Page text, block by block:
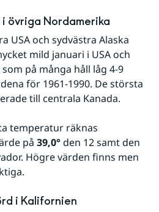
övriga Nordamerika
USA och sydvästra Alaska
mild januari i USA och
på många håll låg 4-9
för 1961-1990. De största
till centrala Kanada.
temperatur räknas
på 39,0° den 12 samt den
Högre värden finns men
i Kalifornien